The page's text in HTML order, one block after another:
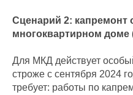
Сценарий 2: капремонт
многоквартирном доме
Для МКД действует
строже с сентября 2024
требует: работы по